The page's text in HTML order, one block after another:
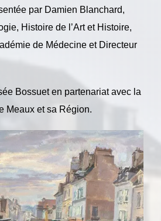
par Damien Blanchard,
Histoire de l’Art et Histoire,
de Médecine et Directeur
Bossuet en partenariat avec la
Meaux et sa Région.